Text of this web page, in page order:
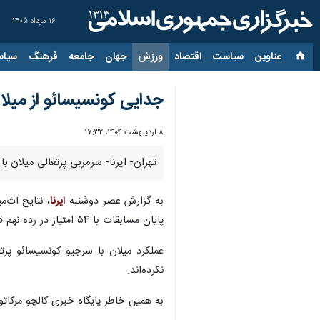
۱۶ مرداد ۱۴۰۵
عناوین‌ سیاست اقتصاد ورزش جهان جامعه فرهنگ
جدایی کونسیسائو از
۸ اردیبهشت ۱۴۰۴، ۱۷:۳۲